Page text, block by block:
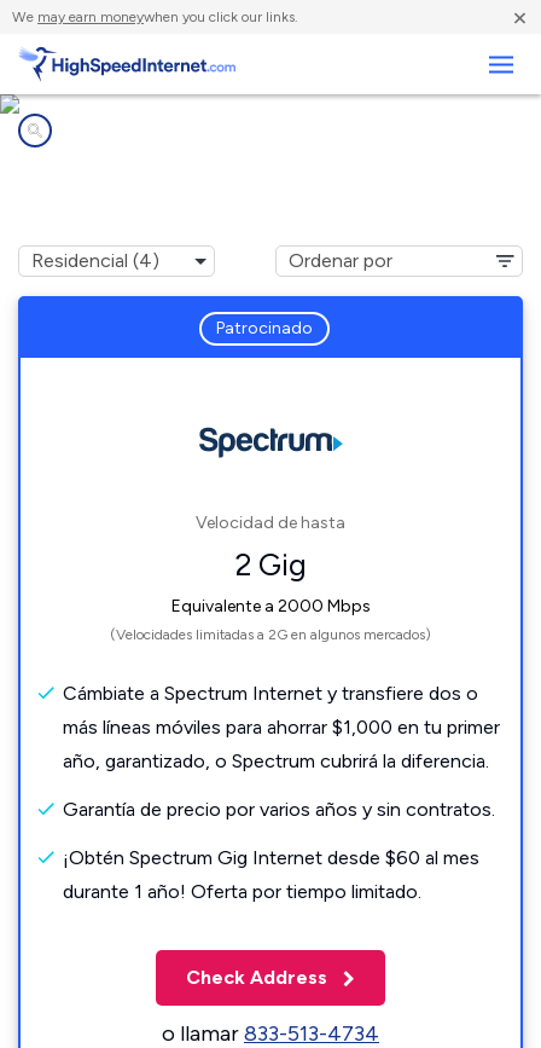
We may earn moneywhen you click our links. ×
Patrocinado
Velocidad de hasta
2 Gig
Equivalente a 2000 Mbps
(Velocidades limitadas a 2G en algunos mercados)
Cámbiate a Spectrum Internet y transfiere dos o
más líneas móviles para ahorrar $1,000 en tu primer
año, garantizado, o Spectrum cubrirá la diferencia.
Garantía de precio por varios años y sin contratos.
¡Obtén Spectrum Gig Internet desde $60 al mes
durante 1 año! Oferta por tiempo limitado.
Check Address
o llamar833-513-4734